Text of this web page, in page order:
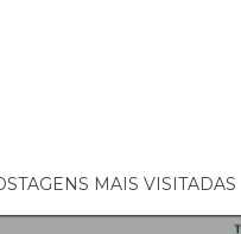
MAIS VISITADAS